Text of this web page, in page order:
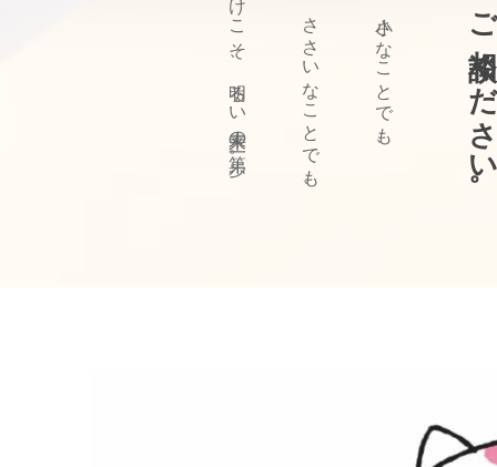
どんな、ささいなことでも、